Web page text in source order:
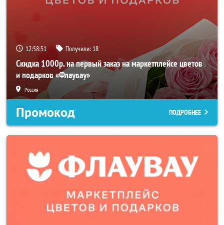
12:58:49 Получили: 18
Скидка 1000р. на первый заказ на маркетплейсе цветов
и подарков «Флаувау»
Россия
Промокод ПОДРОБНЕЕ